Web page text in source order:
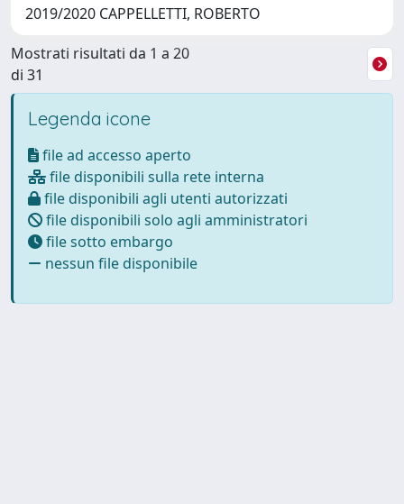
2019/2020 CAPPELLETTI, ROBERTO
Mostrati risultati da 1 a 20
di 31
Legenda icone
file ad accesso aperto
file disponibili sulla rete interna
file disponibili agli utenti autorizzati
file disponibili solo agli amministratori
file sotto embargo
nessun file disponibile